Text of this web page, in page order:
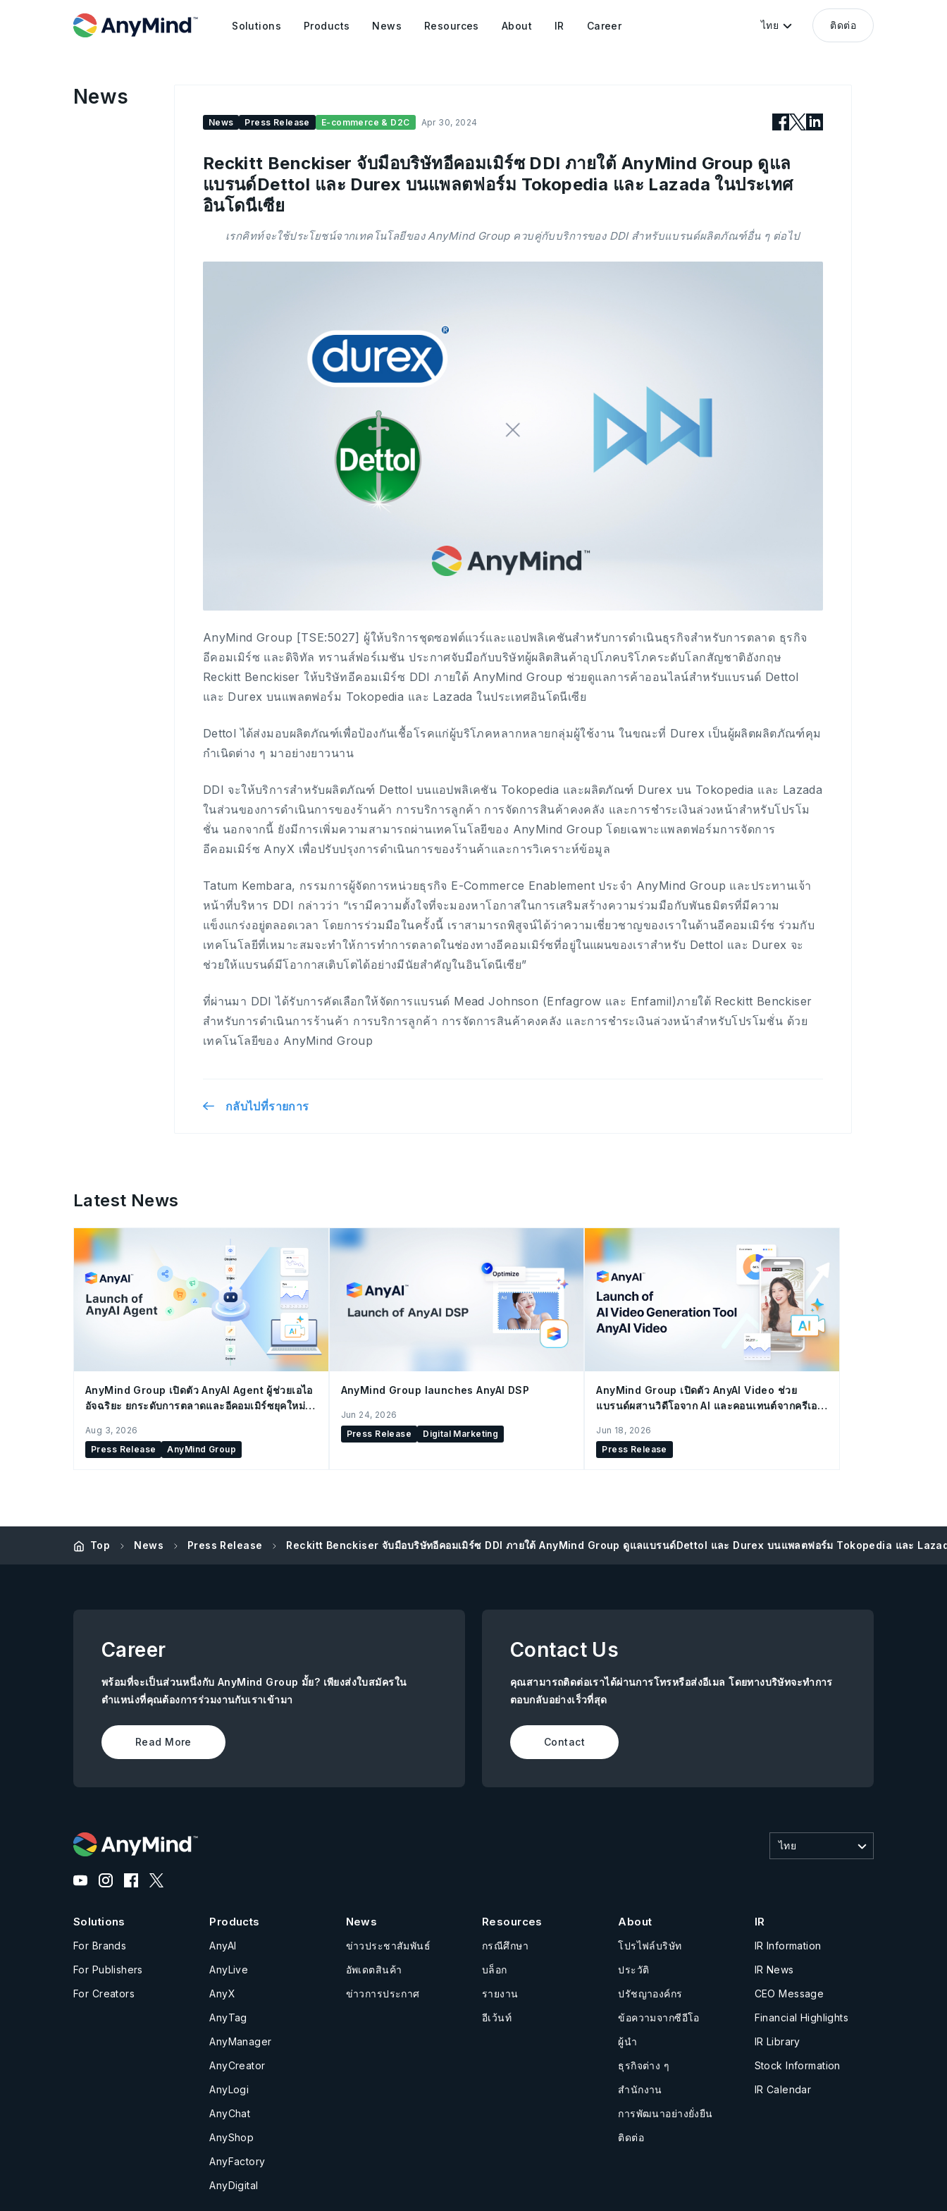
Solutions Products News Resources About IR Career ไทย ติดต่อ
News
News Press Release E-commerce & D2C Apr 30, 2024
Reckitt Benckiser จับมือบริษัทอีคอมเมิร์ซ DDI ภายใต้ AnyMind Group ดูแล
แบรนด์Dettol และ Durex บนแพลตฟอร์ม Tokopedia และ Lazada ในประเทศ
อินโดนีเซีย
เรกคิทท์จะใช้ประโยชน์จากเทคโนโลยีของ AnyMind Group ควบคู่กับบริการของ DDI สำหรับแบรนด์ผลิตภัณฑ์อื่น ๆ ต่อไป
AnyMind Group [TSE:5027] ผู้ให้บริการชุดซอฟต์แวร์และแอปพลิเคชันสำหรับการดำเนินธุรกิจสำหรับการตลาด ธุรกิจ
อีคอมเมิร์ซ และดิจิทัล ทรานส์ฟอร์เมชัน ประกาศจับมือกับบริษัทผู้ผลิตสินค้าอุปโภคบริโภคระดับโลกสัญชาติอังกฤษ
Reckitt Benckiser ให้บริษัทอีคอมเมิร์ซ DDI ภายใต้ AnyMind Group ช่วยดูแลการค้าออนไลน์สำหรับแบรนด์ Dettol
และ Durex บนแพลตฟอร์ม Tokopedia และ Lazada ในประเทศอินโดนีเซีย
Dettol ได้ส่งมอบผลิตภัณฑ์เพื่อป้องกันเชื้อโรคแก่ผู้บริโภคหลากหลายกลุ่มผู้ใช้งาน ในขณะที่ Durex เป็นผู้ผลิตผลิตภัณฑ์คุม
กำเนิดต่าง ๆ มาอย่างยาวนาน
DDI จะให้บริการสำหรับผลิตภัณฑ์ Dettol บนแอปพลิเคชัน Tokopedia และผลิตภัณฑ์ Durex บน Tokopedia และ Lazada
ในส่วนของการดำเนินการของร้านค้า การบริการลูกค้า การจัดการสินค้าคงคลัง และการชำระเงินล่วงหน้าสำหรับโปรโม
ชั่น นอกจากนี้ ยังมีการเพิ่มความสามารถผ่านเทคโนโลยีของ AnyMind Group โดยเฉพาะแพลตฟอร์มการจัดการ
อีคอมเมิร์ซ AnyX เพื่อปรับปรุงการดำเนินการของร้านค้าและการวิเคราะห์ข้อมูล
Tatum Kembara, กรรมการผู้จัดการหน่วยธุรกิจ E-Commerce Enablement ประจำ AnyMind Group และประทานเจ้า
หน้าที่บริหาร DDI กล่าวว่า “เรามีความตั้งใจที่จะมองหาโอกาสในการเสริมสร้างความร่วมมือกับพันธมิตรที่มีความ
แข็งแกร่งอยู่ตลอดเวลา โดยการร่วมมือในครั้งนี้ เราสามารถพิสูจน์ได้ว่าความเชี่ยวชาญของเราในด้านอีคอมเมิร์ซ ร่วมกับ
เทคโนโลยีที่เหมาะสมจะทำให้การทำการตลาดในช่องทางอีคอมเมิร์ซที่อยู่ในแผนของเราสำหรับ Dettol และ Durex จะ
ช่วยให้แบรนด์มีโอากาสเติบโตได้อย่างมีนัยสำคัญในอินโดนีเซีย”
ที่ผ่านมา DDI ได้รับการคัดเลือกให้จัดการแบรนด์ Mead Johnson (Enfagrow และ Enfamil)ภายใต้ Reckitt Benckiser
สำหรับการดำเนินการร้านค้า การบริการลูกค้า การจัดการสินค้าคงคลัง และการชำระเงินล่วงหน้าสำหรับโปรโมชั่น ด้วย
เทคโนโลยีของ AnyMind Group
กลับไปที่รายการ
Latest News
AnyMind Group เปิดตัว AnyAI Agent ผู้ช่วยเอไอ
อัจฉริยะ ยกระดับการตลาดและอีคอมเมิร์ซยุคใหม่
Aug 3, 2026
Press Release
AnyMind Group
AnyMind Group launches AnyAI DSP
Jun 24, 2026
Press Release
Digital Marketing
AnyMind Group เปิดตัว AnyAI Video ช่วย
แบรนด์ผสานวิดีโอจาก AI และคอนเทนต์จากครีเอ
Jun 18, 2026
Press Release
Top News Press Release Reckitt Benckiser จับมือบริษัทอีคอมเมิร์ซ DDI ภายใต้ AnyMind Group ดูแลแบรนด์Dettol และ Durex บนแพลตฟอร์ม Tokopedia และ
Career
พร้อมที่จะเป็นส่วนหนึ่งกับ AnyMind Group มั้ย? เพียงส่งใบสมัครใน
ตำแหน่งที่คุณต้องการร่วมงานกับเราเข้ามา
Read More
Contact Us
คุณสามารถติดต่อเราได้ผ่านการโทรหรือส่งอีเมล โดยทางบริษัทจะทำการ
ตอบกลับอย่างเร็วที่สุด
Contact
ไทย
Solutions
For Brands
For Publishers
For Creators
Products
AnyAI
AnyLive
AnyX
AnyTag
AnyManager
AnyCreator
AnyLogi
AnyChat
AnyShop
AnyFactory
AnyDigital
News
ข่าวประชาสัมพันธ์
อัพเดตสินค้า
ข่าวการประกาศ
Resources
กรณีศึกษา
บล็อก
รายงาน
อีเว้นท์
About
โปรไฟล์บริษัท
ประวัติ
ปรัชญาองค์กร
ข้อความจากซีอีโอ
ผู้นำ
ธุรกิจต่าง ๆ
สำนักงาน
การพัฒนาอย่างยั่งยืน
ติดต่อ
IR
IR Information
IR News
CEO Message
Financial Highlights
IR Library
Stock Information
IR Calendar